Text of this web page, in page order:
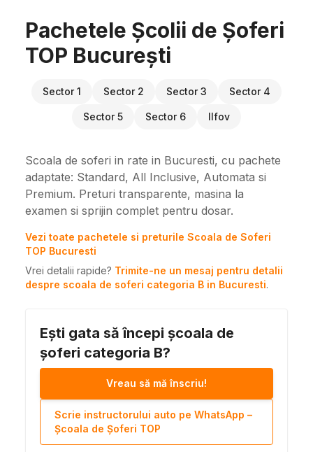
Pachetele Școlii de Șoferi
TOP București
Sector 1 Sector 2 Sector 3 Sector 4
Sector 5 Sector 6 Ilfov
Scoala de soferi in rate in Bucuresti, cu pachete
adaptate: Standard, All Inclusive, Automata si
Premium. Preturi transparente, masina la
examen si sprijin complet pentru dosar.
Vezi toate pachetele si preturile Scoala de Soferi
TOP Bucuresti
Vrei detalii rapide? Trimite-ne un mesaj pentru detalii
despre scoala de soferi categoria B in Bucuresti.
Ești gata să începi școala de
șoferi categoria B?
Vreau să mă înscriu!
Scrie instructorului auto pe WhatsApp –
Școala de Șoferi TOP